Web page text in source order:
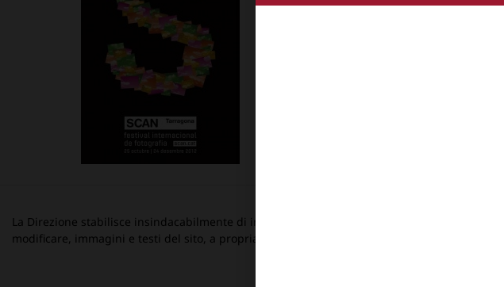
La Direzione stabilisce insindacabilmente di inserire, rimuovere, oscurare,
modificare, immagini e testi del sito, a propria discrezione.